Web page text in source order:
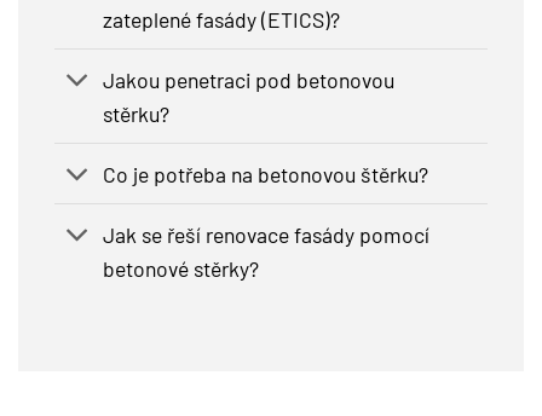
zateplené fasády (ETICS)?
Jakou penetraci pod betonovou
stěrku?
Co je potřeba na betonovou štěrku?
Jak se řeší renovace fasády pomocí
betonové stěrky?